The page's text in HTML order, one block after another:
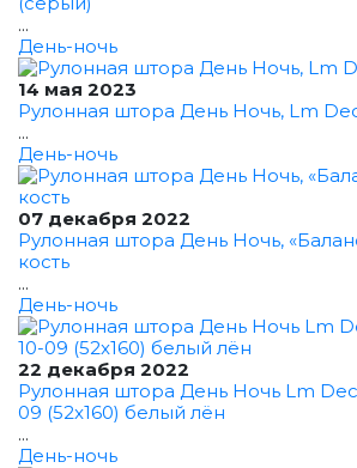
...
День-ночь
14 мая 2023
Рулонная штора День Ночь, Lm
...
День-ночь
07 декабря 2022
Рулонная штора День Ночь,
кость
...
День-ночь
22 декабря 2022
Рулонная штора День Ночь Lm
09 (52x160) белый лён
...
День-ночь